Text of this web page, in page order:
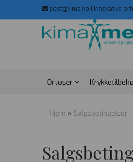
post@kima.no | Innovative
Ortoser
Hjem » Salgsbetingelser